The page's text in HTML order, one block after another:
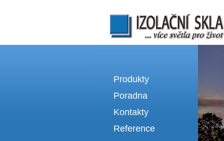
Izolační skla | výroba izolačních sklel
Produkty
Poradna
Kontakty
Reference